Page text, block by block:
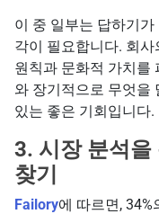
이 중 일부는 답하기
각이 필요합니다. 회
원칙과 문화적 가치를
와 장기적으로 무엇을
있는 좋은 기회입니다.
3. 시장 분석을
찾기
Failory에 따르면,